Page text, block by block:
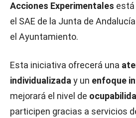
Acciones Experimentales está
el SAE de la Junta de
el Ayuntamiento.
Esta iniciativa ofrecerá una
individualizaday un enfoque
mejorará el nivel de
participen gracias a servicios